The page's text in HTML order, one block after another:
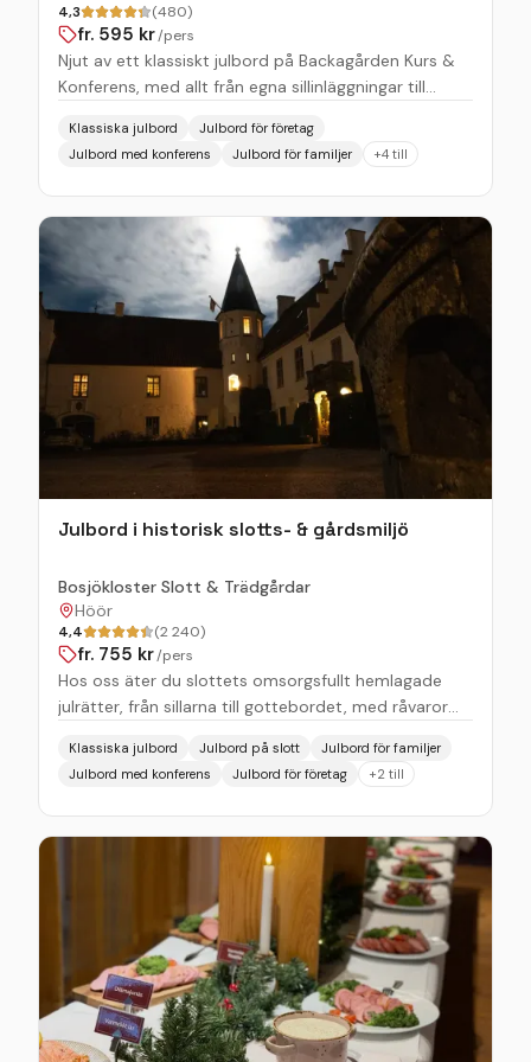
4,3 (480)
fr. 595 kr/pers
Njut av ett klassiskt julbord på Backagården Kurs &
Konferens, med allt från egna sillinläggningar till
Personalen ser till att ert besök blir precis som ni
önskar, och ni kan även boka logipaket för en
helhetsupplevelse i 'krogen i skogen'. Vi tar hand om
er och du kan förvänta dig en familjär och personlig
service. Välkomna till oss på Backagården - ett
julbord att minnas.
Klassiska julbord
Julbord för företag
Julbord med konferens
Julbord för familjer +4 till
Julbord i historisk slotts- & gårdsmiljö
Bosjökloster Slott & Trädgårdar
Höör
4,4 (2 240)
fr. 755 kr/pers
Hos oss äter du slottets omsorgsfullt hemlagade
julrätter, från sillarna till gottebordet, med råvaror
brasa inne i slottet, där du kan kan lyssna på en
historisk berättelse en stund före julbordets början.
Därefter går du genom upplysta gångar till Stallet,
för att inta själva julbordet. Eller välj att komma
direkt till Stallet! Är ni ett större eller mindre sällskap
och vill börja med en aktivitet? Roligt eller kreativt –
vi har gott om förslag som passar årstiden!
Övernattning Bo över i slottets gästvåning eller i vårt
gästhus. Vi har plats för upp till 12 personer. Utöver
dessa två boende samarbetar vi med
Ormanäsgården som erbjuder stugor vid Ringsjön,
såväl som transport till och från Bosjökloster.
Klassiska julbord Julbord på slott
Julbord för familjer
Julbord med konferens
Julbord för företag +2 till